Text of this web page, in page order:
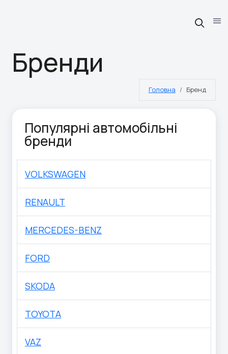
Бренди
Головна Бренд
Популярні автомобільні
бренди
VOLKSWAGEN
RENAULT
MERCEDES-BENZ
FORD
SKODA
TOYOTA
VAZ